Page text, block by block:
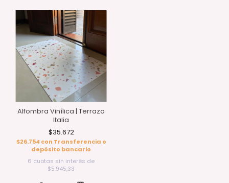
Alfombra Vinílica | Terrazo
Italia
$35.672
$26.754 con Transferencia o
depósito bancario
6 cuotas sin interés de
$5.945,33